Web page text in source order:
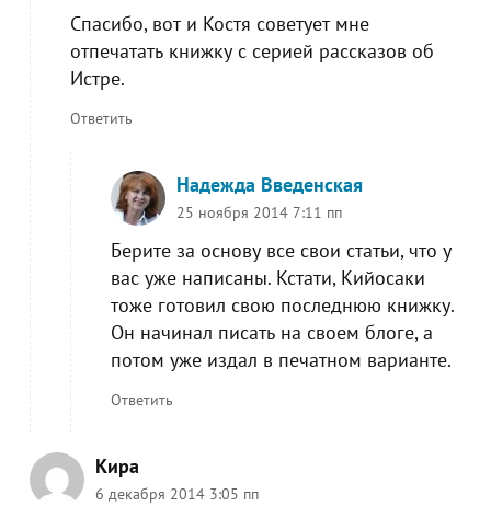
Спасибо, вот и Костя советует мне
отпечатать книжку с серией рассказов об
Истре.
Ответить
Надежда Введенская
25 ноября 2014 7:11 пп
Берите за основу все свои статьи, что у
вас уже написаны. Кстати, Кийосаки
тоже готовил свою последнюю книжку.
Он начинал писать на своем блоге, а
потом уже издал в печатном варианте.
Ответить
Кира
6 декабря 2014 3:05 пп